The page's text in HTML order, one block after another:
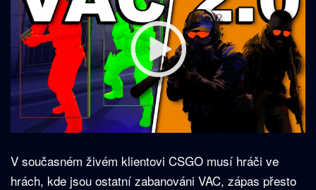
V současném živém klientovi CSGO musí hráči ve
hrách, kde jsou ostatní zabanováni VAC, zápas přesto